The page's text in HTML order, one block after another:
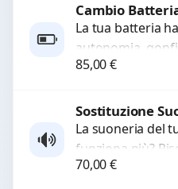
Cambio
La tua batteria
autonomia,
lenta o cicli di
85,00€
Sostituzione
La suoneria del
funziona più?
a moduli audio
70,00€